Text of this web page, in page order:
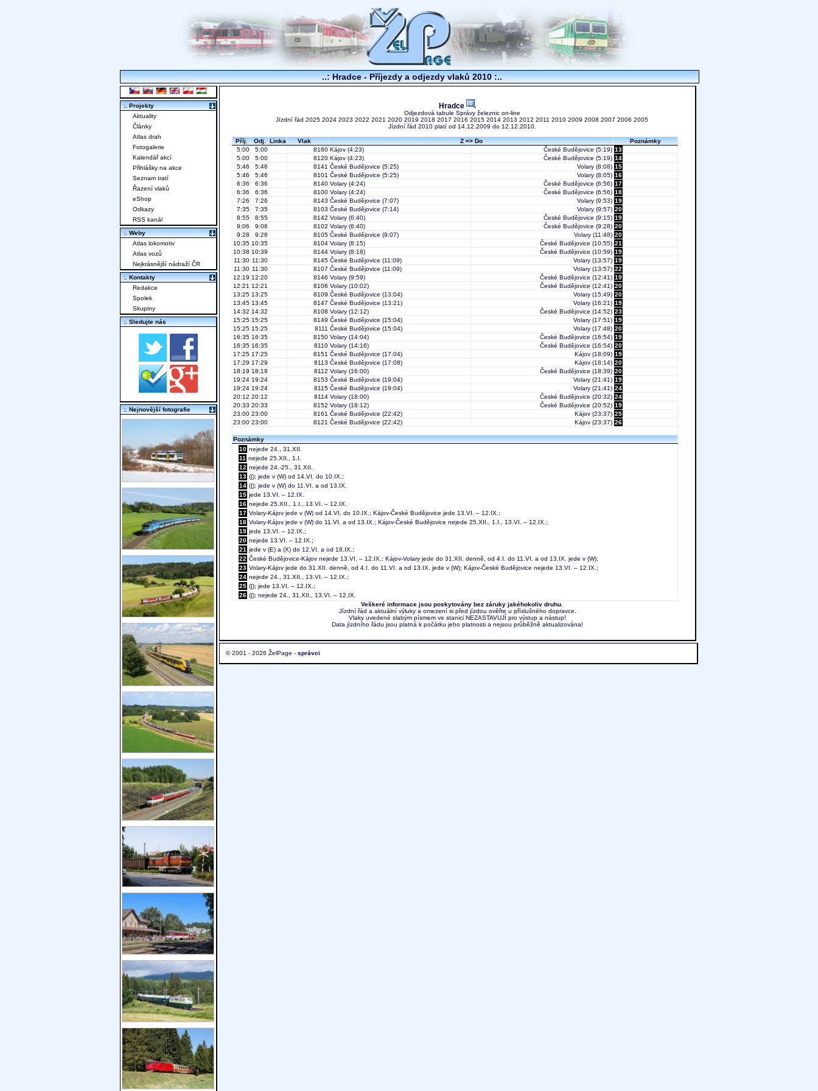
..: Hradce - Příjezdy a odjezdy vlaků 2010 :..
Hradce
Odjezdová tabule Správy železnic on-line
Jízdní řád 2025 2024 2023 2022 2021 2020 2019 2018 2017 2016 2015 2014 2013 2012 2011 2010 2009 2008 2007 2006 2005
Jízdní řád 2010 platí od 14.12.2009 do 12.12.2010.
Příj. Odj. Linka Vlak Z => Do
Poznámky
5:00
5:00 8160 Kájov (4:23) České Budějovice (5:19) 13
5:00
5:00 8120 Kájov (4:23) České Budějovice (5:19) 14
5:46
5:46 8141 České Budějovice (5:25) Volary (8:08) 15
5:46
5:46 8101 České Budějovice (5:25) Volary (8:05) 16
6:36
6:36 8140 Volary (4:24) České Budějovice (6:56) 17
6:36
6:36 8100 Volary (4:24) České Budějovice (6:56) 18
7:26
7:26 8143 České Budějovice (7:07) Volary (9:53) 19
7:35
7:35 8103 České Budějovice (7:14) Volary (9:57) 20
8:55
8:55 8142 Volary (6:40) České Budějovice (9:15) 19
9:06
9:06 8102 Volary (6:40) České Budějovice (9:28) 20
9:28
9:28 8105 České Budějovice (9:07) Volary (11:48) 20
10:35 10:35 8104 Volary (8:15) České Budějovice (10:55) 21
10:38 10:39 8144 Volary (8:18) České Budějovice (10:59) 19
11:30 11:30 8145 České Budějovice (11:09) Volary (13:57) 19
11:30 11:30 8107 České Budějovice (11:09) Volary (13:57) 22
12:19 12:20 8146 Volary (9:59) České Budějovice (12:41) 19
12:21 12:21 8106 Volary (10:02) České Budějovice (12:41) 20
13:25 13:25 8109 České Budějovice (13:04) Volary (15:49) 20
13:45 13:45 8147 České Budějovice (13:21) Volary (16:21) 19
14:32 14:32 8108 Volary (12:12) České Budějovice (14:52) 23
15:25 15:25 8149 České Budějovice (15:04) Volary (17:51) 19
15:25 15:25 8111 České Budějovice (15:04) Volary (17:48) 20
16:35 16:35 8150 Volary (14:04) České Budějovice (16:54) 19
16:35 16:35 8110 Volary (14:16) České Budějovice (16:54) 20
17:25 17:25 8151 České Budějovice (17:04) Kájov (18:09) 19
17:29 17:29 8113 České Budějovice (17:08) Kájov (18:14) 20
18:19 18:19 8112 Volary (16:00) České Budějovice (18:39) 20
19:24 19:24 8153 České Budějovice (19:04) Volary (21:41) 19
19:24 19:24 8115 České Budějovice (19:04) Volary (21:41) 24
20:12 20:12 8114 Volary (18:00) České Budějovice (20:32) 24
20:33 20:33 8152 Volary (18:12) České Budějovice (20:52) 19
23:00 23:00 8161 České Budějovice (22:42) Kájov (23:37) 25
23:00 23:00 8121 České Budějovice (22:42) Kájov (23:37) 26
Poznámky
10 nejede 24., 31.XII.
11 nejede 25.XII., 1.I.
12 nejede 24.-25., 31.XII.
13 ({); jede v (W) od 14.VI. do 10.IX.;
14 ({); jede v (W) do 11.VI. a od 13.IX.
15 jede 13.VI. – 12.IX.
16 nejede 25.XII., 1.I., 13.VI. – 12.IX.
17 Volary-Kájov jede v (W) od 14.VI. do 10.IX.; Kájov-České Budějovice jede 13.VI. – 12.IX.;
18 Volary-Kájov jede v (W) do 11.VI. a od 13.IX.; Kájov-České Budějovice nejede 25.XII., 1.I., 13.VI. – 12.IX.;
19 jede 13.VI. – 12.IX.;
20 nejede 13.VI. – 12.IX.;
21 jede v (E) a (X) do 12.VI. a od 18.IX.;
22 České Budějovice-Kájov nejede 13.VI. – 12.IX.; Kájov-Volary jede do 31.XII. denně, od 4.I. do 11.VI. a od 13.IX. jede v (W);
23 Volary-Kájov jede do 31.XII. denně, od 4.I. do 11.VI. a od 13.IX. jede v (W); Kájov-České Budějovice nejede 13.VI. – 12.IX.;
24 nejede 24., 31.XII., 13.VI. – 12.IX.;
25 ({); jede 13.VI. – 12.IX.;
26 ({); nejede 24., 31.XII., 13.VI. – 12.IX.
Veškeré informace jsou poskytovány bez záruky jakéhokoliv druhu.
Jízdní řád a aktuální výluky a omezení si před jízdou ověřte u příslušného dopravce.
Vlaky uvedené slabým písmem ve stanici NEZASTAVUJÍ pro výstup a nástup!
Data jízdního řádu jsou platná k počátku jeho platnosti a nejsou průběžně aktualizována!
© 2001 - 2026 ŽelPage - správci
:. Projekty
Aktuality
Články
Atlas drah
Fotogalerie
Kalendář akcí
Přihlášky na akce
Seznam tratí
Řazení vlaků
eShop
Odkazy
RSS kanál
:. Weby
Atlas lokomotiv
Atlas vozů
Nejkrásnější nádraží ČR
:. Kontakty
Redakce
Spolek
Skupiny
:. Sledujte nás
:. Nejnovější fotografie